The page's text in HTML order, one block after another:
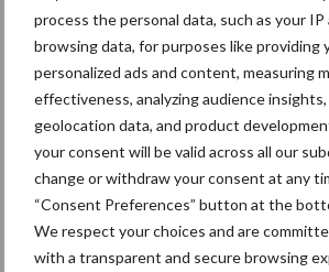
process the personal data, such as your IP
browsing data, for purposes like providing
personalized ads and content, measuring
effectiveness, analyzing audience
geolocation data, and product
your consent will be valid across all our
change or withdraw your consent at any
“Consent Preferences” button at the
We respect your choices and are
with a transparent and secure browsing
onderschatte
voor mastitis
ForFarmers ziet
marktaandeel
krimpende
markt